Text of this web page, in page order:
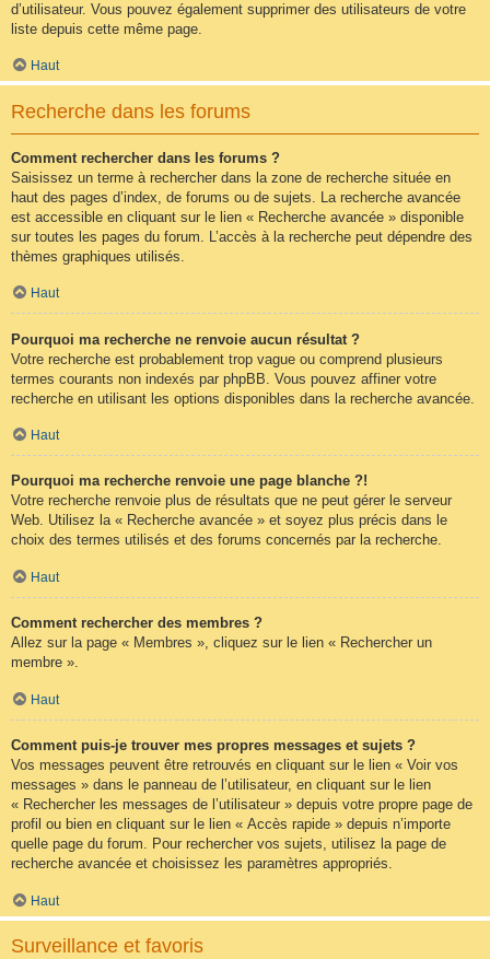
d’utilisateur. Vous pouvez également supprimer des utilisateurs de votre
liste depuis cette même page.
Haut
Recherche dans les forums
Comment rechercher dans les forums ?
Saisissez un terme à rechercher dans la zone de recherche située en
haut des pages d’index, de forums ou de sujets. La recherche avancée
est accessible en cliquant sur le lien « Recherche avancée » disponible
sur toutes les pages du forum. L’accès à la recherche peut dépendre des
thèmes graphiques utilisés.
Haut
Pourquoi ma recherche ne renvoie aucun résultat ?
Votre recherche est probablement trop vague ou comprend plusieurs
termes courants non indexés par phpBB. Vous pouvez affiner votre
recherche en utilisant les options disponibles dans la recherche avancée.
Haut
Pourquoi ma recherche renvoie une page blanche ?!
Votre recherche renvoie plus de résultats que ne peut gérer le serveur
Web. Utilisez la « Recherche avancée » et soyez plus précis dans le
choix des termes utilisés et des forums concernés par la recherche.
Haut
Comment rechercher des membres ?
Allez sur la page « Membres », cliquez sur le lien « Rechercher un
membre ».
Haut
Comment puis-je trouver mes propres messages et sujets ?
Vos messages peuvent être retrouvés en cliquant sur le lien « Voir vos
messages » dans le panneau de l’utilisateur, en cliquant sur le lien
« Rechercher les messages de l’utilisateur » depuis votre propre page de
profil ou bien en cliquant sur le lien « Accès rapide » depuis n’importe
quelle page du forum. Pour rechercher vos sujets, utilisez la page de
recherche avancée et choisissez les paramètres appropriés.
Haut
Surveillance et favoris